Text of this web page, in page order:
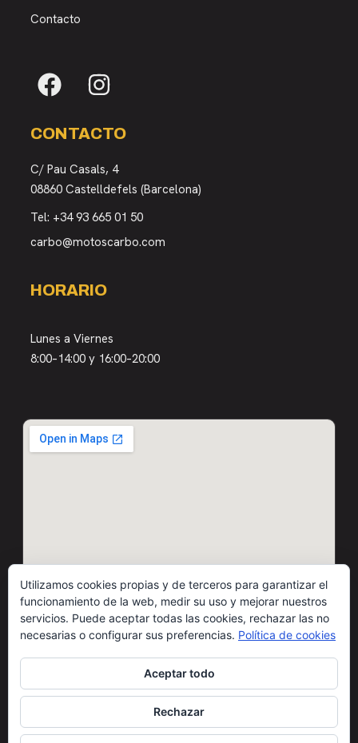
Contacto
CONTACTO
C/ Pau Casals, 4
08860 Castelldefels (Barcelona)
Tel: +34 93 665 01 50
carbo@motoscarbo.com
HORARIO
Lunes a Viernes
8:00–14:00 y 16:00–20:00
© 2026 Motos Carbó · Todos los derechos reservados
Condiciones de usoCláusulas legalesPolítica de cookies
Utilizamos cookies propias y de terceros para garantizar el
funcionamiento de la web, medir su uso y mejorar nuestros
servicios. Puede aceptar todas las cookies, rechazar las no
necesarias o configurar sus preferencias. Política de cookies
Aceptar todo
Rechazar